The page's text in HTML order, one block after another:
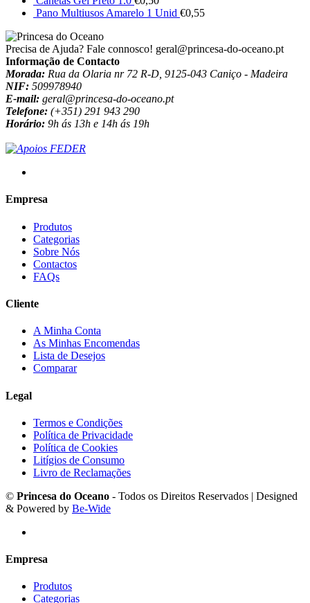
Pano Multiusos Amarelo 1 Unid €0,55
Precisa de Ajuda? Fale connosco! geral@princesa-do-oceano.pt
Informação de Contacto
Morada: Rua da Olaria nr 72 R-D, 9125-043 Caniço - Madeira
NIF: 509978940
E-mail: geral@princesa-do-oceano.pt
Telefone: (+351) 291 943 290
Horário: 9h ás 13h e 14h ás 19h
Empresa
Produtos
Categorias
Sobre Nós
Contactos
FAQs
Cliente
A Minha Conta
As Minhas Encomendas
Lista de Desejos
Comparar
Legal
Termos e Condições
Política de Privacidade
Política de Cookies
Litígios de Consumo
Livro de Reclamações
© Princesa do Oceano - Todos os Direitos Reservados | Designed
& Powered by Be-Wide
Empresa
Produtos
Categorias